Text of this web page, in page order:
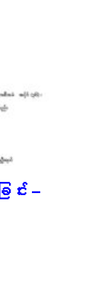
င်း –